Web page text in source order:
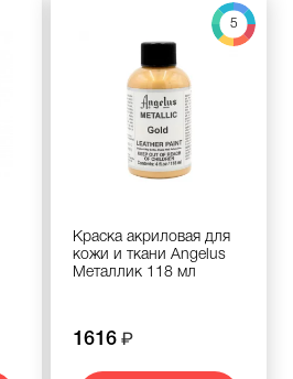
5
Краска акриловая для
кожи и ткани Angelus
Металлик 118 мл
1616